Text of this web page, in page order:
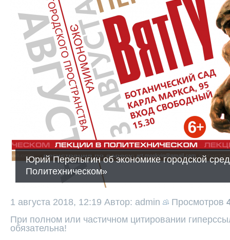
Юрий Перелыгин об экономике городской
Политехническом»
1 августа 2018, 12:19 Автор: admin Просмотров
При полном или частичном цитировании
обязательна!